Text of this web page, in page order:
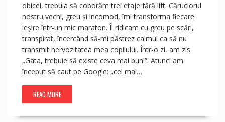
obicei, trebuia să coborăm trei etaje fără lift. Căruciorul
nostru vechi, greu și incomod, îmi transforma fiecare
ieșire într-un mic maraton. Îl ridicam cu greu pe scări,
transpirat, încercând să-mi păstrez calmul ca să nu
transmit nervozitatea mea copilului. Într-o zi, am zis
„Gata, trebuie să existe ceva mai bun!”. Atunci am
început să caut pe Google: „cel mai…
READ MORE